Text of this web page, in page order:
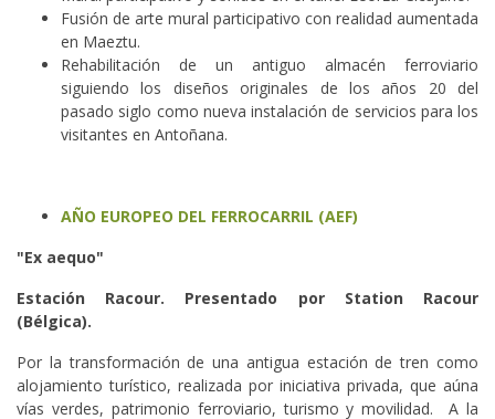
Fusión de arte mural participativo con realidad aumentada
en Maeztu.
Rehabilitación de un antiguo almacén ferroviario
siguiendo los diseños originales de los años 20 del
pasado siglo como nueva instalación de servicios para los
visitantes en Antoñana.
AÑO EUROPEO DEL FERROCARRIL (AEF)
"Ex aequo"
Estación Racour. Presentado por Station Racour
(Bélgica).
Por la transformación de una antigua estación de tren como
alojamiento turístico, realizada por iniciativa privada, que aúna
vías verdes, patrimonio ferroviario, turismo y movilidad. A la